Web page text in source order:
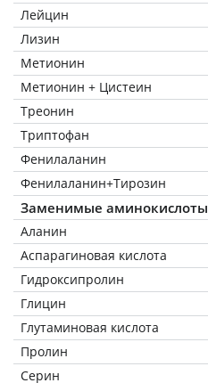
Лейцин
Лизин
Метионин
Метионин + Цистеин
Треонин
Триптофан
Фенилаланин
Фенилаланин+Тирозин
Заменимые аминокислоты
Аланин
Аспарагиновая кислота
Гидроксипролин
Глицин
Глутаминовая кислота
Пролин
Серин